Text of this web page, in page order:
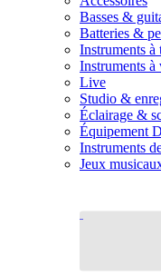
Basses &
Batteries &
Instruments à
Instruments à
Live
Studio &
Éclairage &
Équipement
Instruments
Jeux